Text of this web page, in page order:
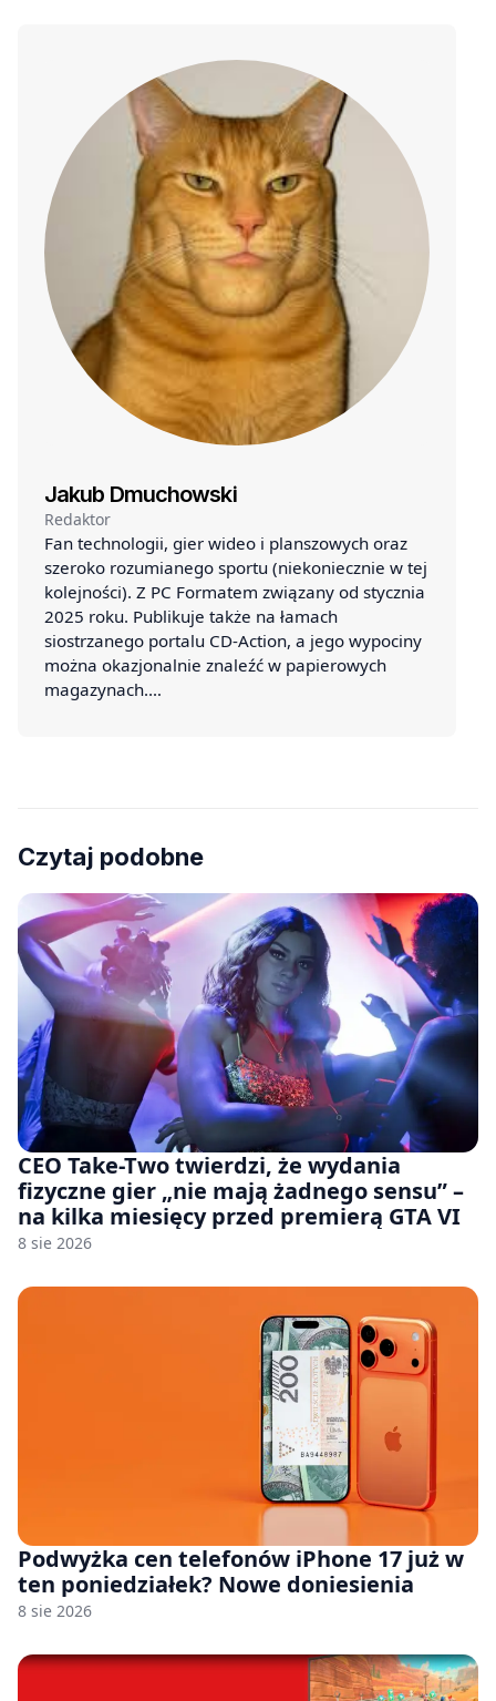
Jakub Dmuchowski
Redaktor
Fan technologii, gier wideo i planszowych oraz
szeroko rozumianego sportu (niekoniecznie w tej
kolejności). Z PC Formatem związany od stycznia
2025 roku. Publikuje także na łamach
siostrzanego portalu CD-Action, a jego wypociny
można okazjonalnie znaleźć w papierowych
magazynach.…
Czytaj podobne
CEO Take-Two twierdzi, że wydania
fizyczne gier „nie mają żadnego sensu” –
na kilka miesięcy przed premierą GTA VI
8 sie 2026
Podwyżka cen telefonów iPhone 17 już w
ten poniedziałek? Nowe doniesienia
8 sie 2026